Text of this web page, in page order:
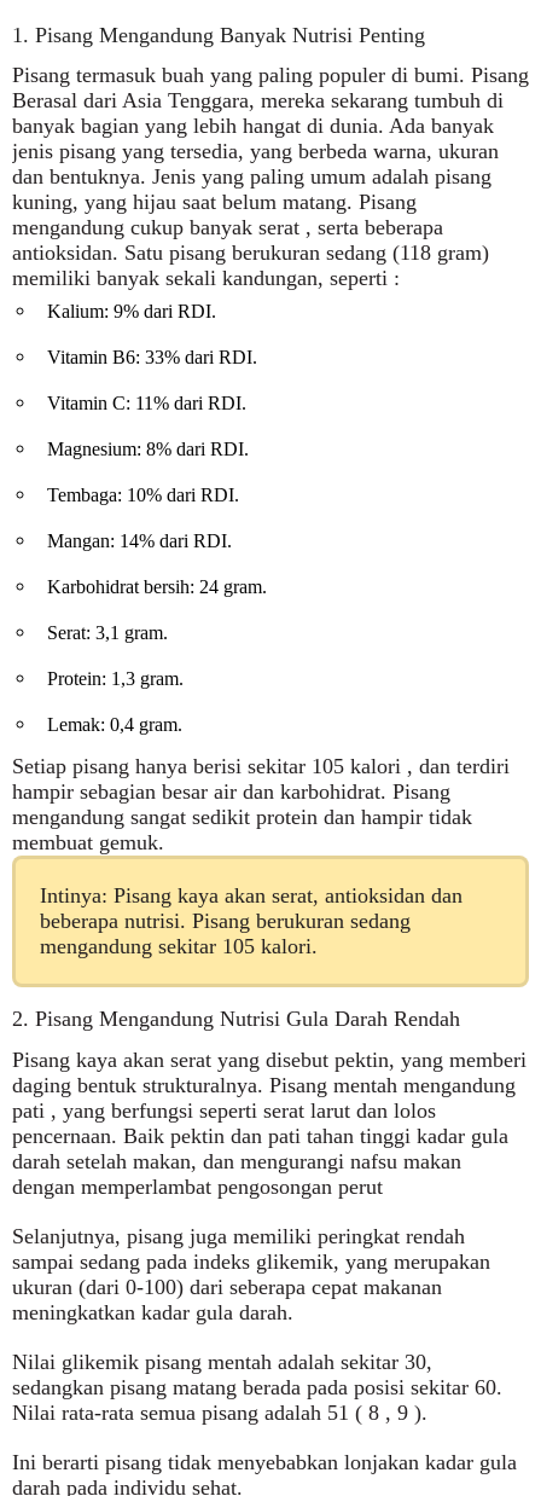
1. Pisang Mengandung Banyak Nutrisi Penting
Pisang termasuk buah yang paling populer di bumi. Pisang
Berasal dari Asia Tenggara, mereka sekarang tumbuh di
banyak bagian yang lebih hangat di dunia. Ada banyak
jenis pisang yang tersedia, yang berbeda warna, ukuran
dan bentuknya. Jenis yang paling umum adalah pisang
kuning, yang hijau saat belum matang. Pisang
mengandung cukup banyak serat , serta beberapa
antioksidan. Satu pisang berukuran sedang (118 gram)
memiliki banyak sekali kandungan, seperti :
Kalium: 9% dari RDI.
Vitamin B6: 33% dari RDI.
Vitamin C: 11% dari RDI.
Magnesium: 8% dari RDI.
Tembaga: 10% dari RDI.
Mangan: 14% dari RDI.
Karbohidrat bersih: 24 gram.
Serat: 3,1 gram.
Protein: 1,3 gram.
Lemak: 0,4 gram.
Setiap pisang hanya berisi sekitar 105 kalori , dan terdiri
hampir sebagian besar air dan karbohidrat. Pisang
mengandung sangat sedikit protein dan hampir tidak
membuat gemuk.
Intinya: Pisang kaya akan serat, antioksidan dan
beberapa nutrisi. Pisang berukuran sedang
mengandung sekitar 105 kalori.
2. Pisang Mengandung Nutrisi Gula Darah Rendah
Pisang kaya akan serat yang disebut pektin, yang memberi
daging bentuk strukturalnya. Pisang mentah mengandung
pati , yang berfungsi seperti serat larut dan lolos
pencernaan. Baik pektin dan pati tahan tinggi kadar gula
darah setelah makan, dan mengurangi nafsu makan
dengan memperlambat pengosongan perut
Selanjutnya, pisang juga memiliki peringkat rendah
sampai sedang pada indeks glikemik, yang merupakan
ukuran (dari 0-100) dari seberapa cepat makanan
meningkatkan kadar gula darah.
Nilai glikemik pisang mentah adalah sekitar 30,
sedangkan pisang matang berada pada posisi sekitar 60.
Nilai rata-rata semua pisang adalah 51 ( 8 , 9 ).
Ini berarti pisang tidak menyebabkan lonjakan kadar gula
darah pada individu sehat.